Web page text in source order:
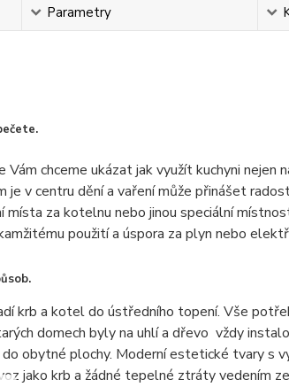
Parametry
chceme ukázat jak využít kuchyni nejen
je v centru dění a vaření může přinášet
za kotelnu nebo jinou speciální
použití a úspora za plyn nebo
krb a kotel do ústředního topení. Vše
domech byly na uhlí a dřevo vždy
obytné plochy. Moderní estetické tvary s
jako krb a žádné tepelné ztráty vedením